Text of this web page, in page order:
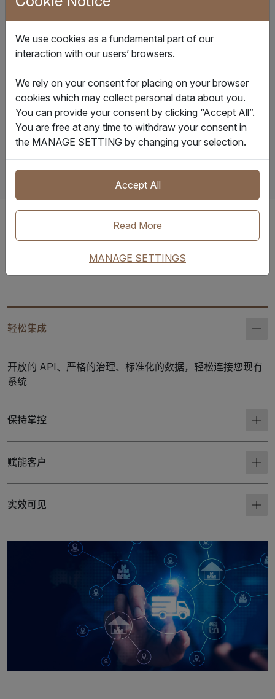
清关：预验证单证和自动化合规检查，加速跨境交易。
通证化与智能合约：支持将真实世界资产（RWA）通证
基于已验证的物流节点，可实现物权转移、付款释放与结
算的自动化。
IQAX 如何创造价值
轻松集成
开放的 API、严格的治理、标准化的数据，轻松连接您现有
系统
保持掌控
赋能客户
实效可见
We use cookies as a fundamental part of our
interaction with our users’ browsers.
We rely on your consent for placing on your browser
cookies which may collect personal data about you.
You can provide your consent by clicking “Accept All”.
You are free at any time to withdraw your consent in
the MANAGE SETTING by changing your selection.
Accept All
Read More
MANAGE SETTINGS